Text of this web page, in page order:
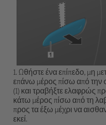
1. Ωθήστε ένα επίπεδο, μη
επάνω μέρος πίσω από την
(1) και τραβήξτε ελαφρώς
κάτω μέρος πίσω από τη
προς τα έξω μέχρι να
εκεί.